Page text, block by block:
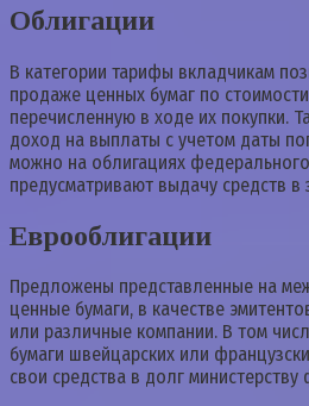
Облигации
В категории тарифы вкладчикам
продаже ценных бумаг по
перечисленную в ходе их покупки.
доход на выплаты с учетом даты
можно на облигациях
предусматривают выдачу средств в
Еврооблигации
Предложены представленные на
ценные бумаги, в качестве
или различные компании. В том
бумаги швейцарских или
свои средства в долг